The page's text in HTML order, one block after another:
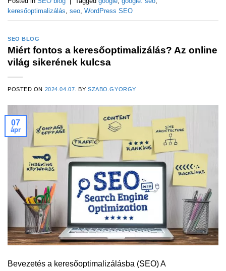
keresőoptimalizálás seo WordPress SEO
SEO BLOG
Miért fontos a keresőoptimalizálás? Az online
világ sikerének kulcsa
POSTED ON 2024.04.07. BYSZABO.GYORGY
07
ápr
Bevezetés a keresőoptimalizálásba (SEO) A